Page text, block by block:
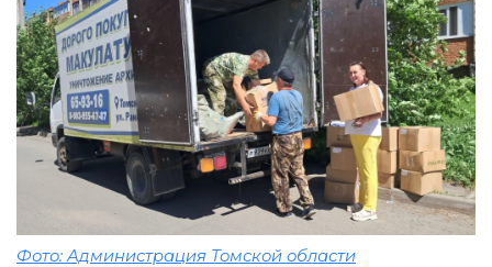
Фото: Администрация Томской области